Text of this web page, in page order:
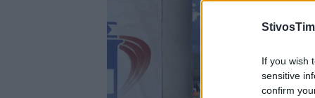
If you wish
sensitive
confirm